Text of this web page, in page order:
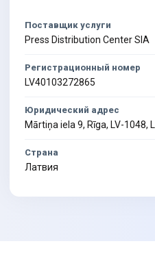
Поставщик услуги
Press Distribution Center SIA
Регистрационный номер
LV40103272865
Юридический адрес
Mārtiņa iela 9, Rīga, LV-1048,
Страна
Латвия